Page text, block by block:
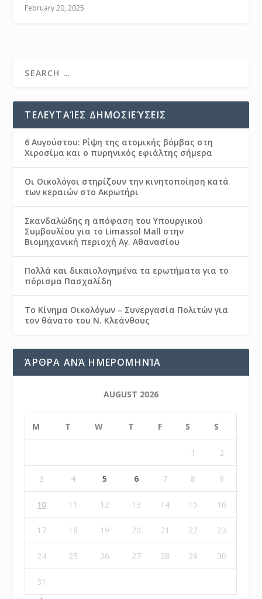
February 20, 2025
ΤΕΛΕΥΤΑΊΕΣ ΔΗΜΟΣΙΕΎΣΕΙΣ
6 Αυγούστου: Ρίψη της ατομικής βόμβας στη
Χιροσίμα και ο πυρηνικός εφιάλτης σήμερα
Οι Οικολόγοι στηρίζουν την κινητοποίηση κατά
των κεραιών στο Ακρωτήρι
Σκανδαλώδης η απόφαση του Υπουργικού
Συμβουλίου για το Limassol Mall στην
Βιομηχανική περιοχή Αγ. Αθανασίου
Πολλά και δικαιολογημένα τα ερωτήματα για το
πόρισμα Πασχαλίδη
Το Κίνημα Οικολόγων – Συνεργασία Πολιτών για
τον θάνατο του Ν. Κλεάνθους
ΆΡΘΡΑ ΑΝΆ ΗΜΕΡΟΜΗΝΊΑ
AUGUST 2026
M T W T F S S
1 2
3 4 5 6 7 8 9
10 11 12 13 14 15 16
17 18 19 20 21 22 23
24 25 26 27 28 29 30
31